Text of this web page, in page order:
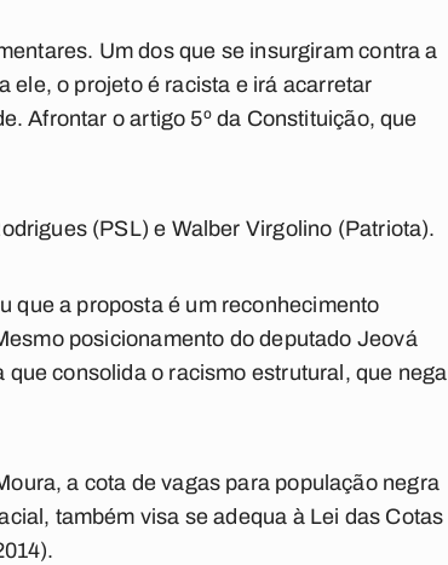
Um dos que se insurgiram contra a
ele, o projeto é racista e irá acarretar
Afrontar o artigo 5º da Constituição, que
(PSL) e Walber Virgolino (Patriota).
que a proposta é um reconhecimento
posicionamento do deputado Jeová
consolida o racismo estrutural, que nega
a cota de vagas para população negra
também visa se adequa à Lei das Cotas